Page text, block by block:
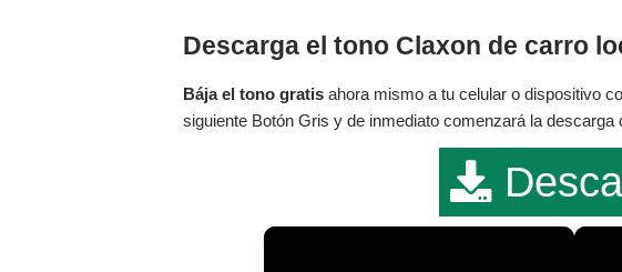
Descarga el tono Claxon de carro
Bája el tono gratis ahora mismo a tu celular o dispositivo
siguiente Botón Gris y de inmediato comenzará la descarga